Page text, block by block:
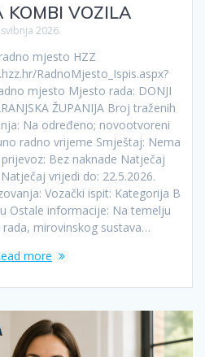
KOMBI VOZILA
2026.
mjesto HZZ
RadnoMjesto_Ispis.aspx?
mjesto Mjesto rada: DONJI
ŽUPANIJA Broj traženih
Na određeno; novootvoreni
radno vrijeme Smještaj: Nema
Bez naknade Natječaj
vrijedi do: 22.5.2026.
Vozački ispit: Kategorija B
Ostale informacije: Na temelju
mirovinskog sustava…
more